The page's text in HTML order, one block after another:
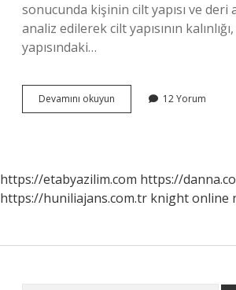
sonucunda kişinin cilt yapısı ve deri
analiz edilerek cilt yapısının
yapısındaki…
Devamını okuyun
Sağlıklı
12 Yorum
https://etabyazilim.com https://
https://huniliajans.com.tr knight online